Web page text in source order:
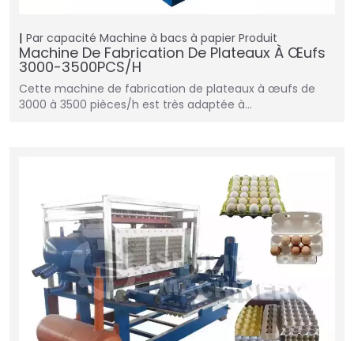
Par capacité Machine à bacs à papier Produit
Machine De Fabrication De Plateaux À Œufs
3000-3500PCS/H
Cette machine de fabrication de plateaux à œufs de
3000 à 3500 pièces/h est très adaptée à…